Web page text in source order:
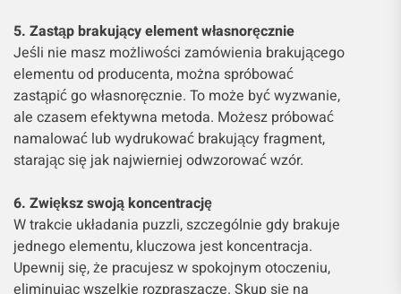
5. Zastąp brakujący element własnoręcznie
Jeśli nie masz możliwości zamówienia brakującego
elementu od producenta, można spróbować
zastąpić go własnoręcznie. To może być wyzwanie,
ale czasem efektywna metoda. Możesz próbować
namalować lub wydrukować brakujący fragment,
starając się jak najwierniej odwzorować wzór.
6. Zwiększ swoją koncentrację
W trakcie układania puzzli, szczególnie gdy brakuje
jednego elementu, kluczowa jest koncentracja.
Upewnij się, że pracujesz w spokojnym otoczeniu,
eliminując wszelkie rozpraszacze. Skup się na